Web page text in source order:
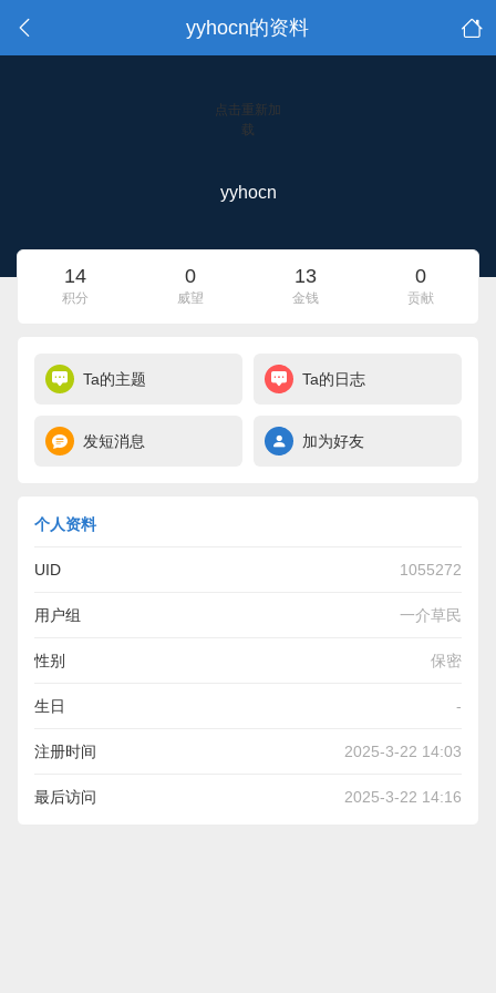
yyhocn的资料
点击重新加
载
yyhocn
14
积分
0
威望
13
金钱
0
贡献
Ta的主题 Ta的日志
发短消息 加为好友
个人资料
UID 1055272
用户组 一介草民
性别 保密
生日 -
注册时间 2025-3-22 14:03
最后访问 2025-3-22 14:16